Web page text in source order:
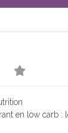
en low carb :